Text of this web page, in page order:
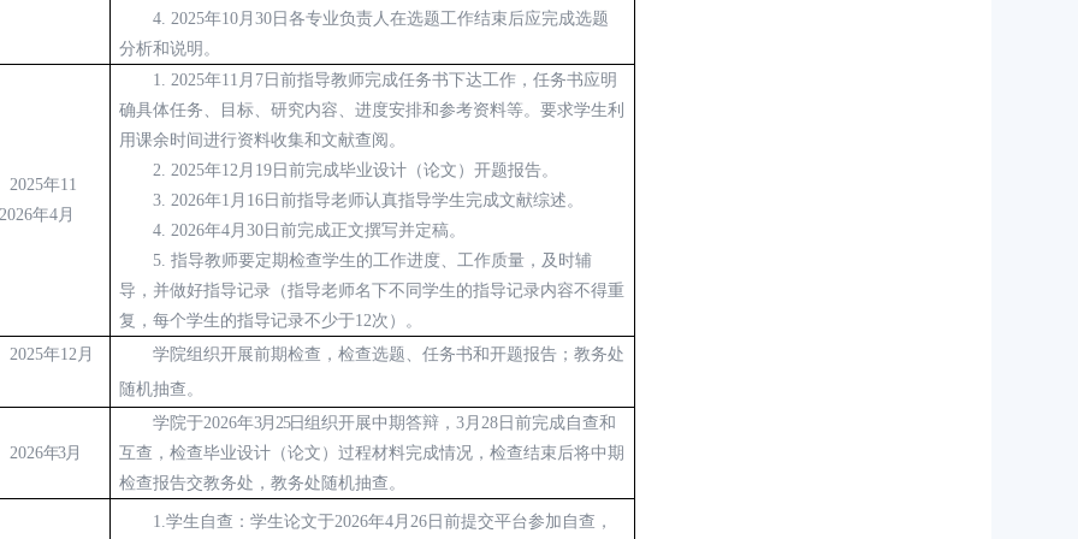
4. 2025年10月30日各专业负责人在选题工作结束后应完成选题
分析和说明 。
2025年11
年4月
1. 2025年11月7日前指导教师完成任务书下达工作，任务书应明
确具体任务、目标、研究内容、进度安排和参考资料等。要求学生利
用课余时间进行资料收集和文献查阅。
2. 2025年12月19日前完成毕业设计（论文）开题报告。
3. 2026年1月16日前指导老师认真指导学生完成文献综述。
4. 2026年4月30日前完成正文撰写并定稿。
5. 指导教师要定期检查学生的工作进度、工作质量，及时辅
导，并做好指导记录（指导老师名下不同学生的指导记录内容不得重
复，每个学生的指导记录不少于12次）。
2025年12月
学院组织开展前期检查，检查选题、任务书和开题报告；教务处
随机抽查。
2026年3月
学院于2026年3月25日组织开展中期答辩，3月28日前完成自查和
互查，检查毕业设计（论文）过程材料完成情况，检查结束后将中期
检查报告交教务处，教务处随机抽查。
1.学生自查：学生论文于2026年4月 26日前提交平台参加自查，